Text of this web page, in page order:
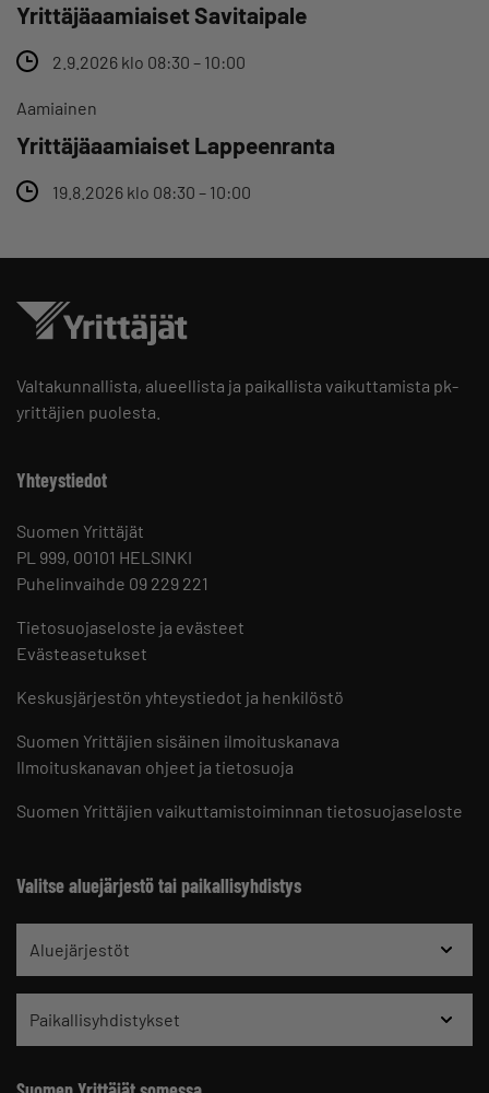
Yrittäjäaamiaiset Savitaipale
2.9.2026 klo 08:30 – 10:00
Aamiainen
Yrittäjäaamiaiset Lappeenranta
19.8.2026 klo 08:30 – 10:00
Valtakunnallista, alueellista ja paikallista vaikuttamista pk-
yrittäjien puolesta.
Yhteystiedot
Suomen Yrittäjät
PL 999, 00101 HELSINKI
Puhelinvaihde 09 229 221
Tietosuojaseloste ja evästeet
Evästeasetukset
Keskusjärjestön yhteystiedot ja henkilöstö
Suomen Yrittäjien sisäinen ilmoituskanava
Ilmoituskanavan ohjeet ja tietosuoja
Suomen Yrittäjien vaikuttamistoiminnan tietosuojaseloste
Valitse aluejärjestö tai paikallisyhdistys
Aluejärjestöt
Paikallisyhdistykset